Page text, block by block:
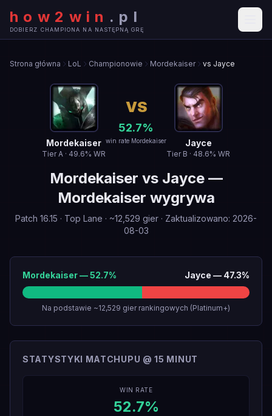
how2win . pl
DOBIERZ CHAMPIONA NA NASTĘPNĄ GRĘ
Strona główna LoL Championowie Mordekaiser vs Jayce
Mordekaiser
TierA · 49.6% WR
VS
52.7%
win rate Mordekaiser Jayce
Tier B · 48.6% WR
Mordekaiser vs Jayce—
Mordekaiser wygrywa
Patch 16.15 · Top Lane · ~12,529 gier · Zaktualizowano: 2026-
08-03
Mordekaiser—52.7% Jayce — 47.3%
Na podstawie ~12,529 gier rankingowych (Platinum+)
STATYSTYKI MATCHUPU @ 15 MINUT
WIN RATE
52.7%